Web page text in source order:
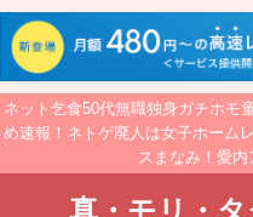
ネット乞食50代無職独身ガチホモ
め速報！ネトゲ廃人は女子ホーム
スまなみ！愛内
真・モリ・